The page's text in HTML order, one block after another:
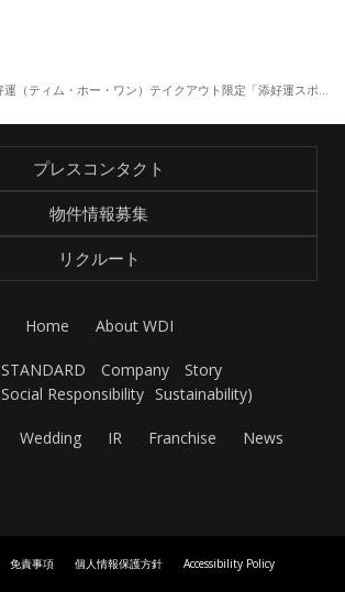
プレスコンタクト
物件情報募集
リクルート
Home About WDI
Company
Story
Social Responsibility Sustainability)
Wedding IR Franchise News
免責事項 個人情報保護方針 Accessibility Policy